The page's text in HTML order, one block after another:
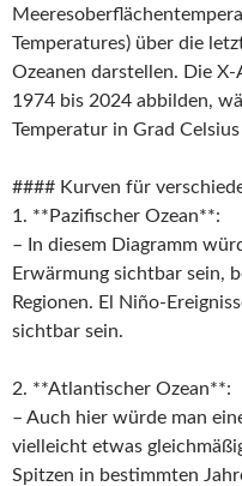
Temperatures) über die
Ozeanen darstellen. Die
1974 bis 2024 abbilden,
Temperatur in Grad
#### Kurven für
1. **Pazifischer Ozean**:
– In diesem Diagramm
Erwärmung sichtbar sein,
Regionen. El Niño-
sichtbar sein.
2. **Atlantischer Ozean**:
– Auch hier würde man
vielleicht etwas
Spitzen in bestimmten